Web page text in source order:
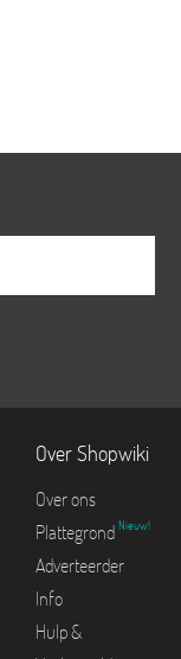
Over Shopwiki
Over ons
Plattegrond Nieuw!
Adverteerder
Info
Hulp &